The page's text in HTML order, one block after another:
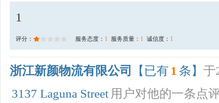
1
评分： 服务态度： 1 服务质量： 1 诚信度： 1
浙江新颜物流有限公司 【已有 1 条】 于
3137 Laguna Street 用户对他的一条点